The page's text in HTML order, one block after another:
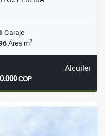
1 Garaje
Área m2
Alquiler
COP